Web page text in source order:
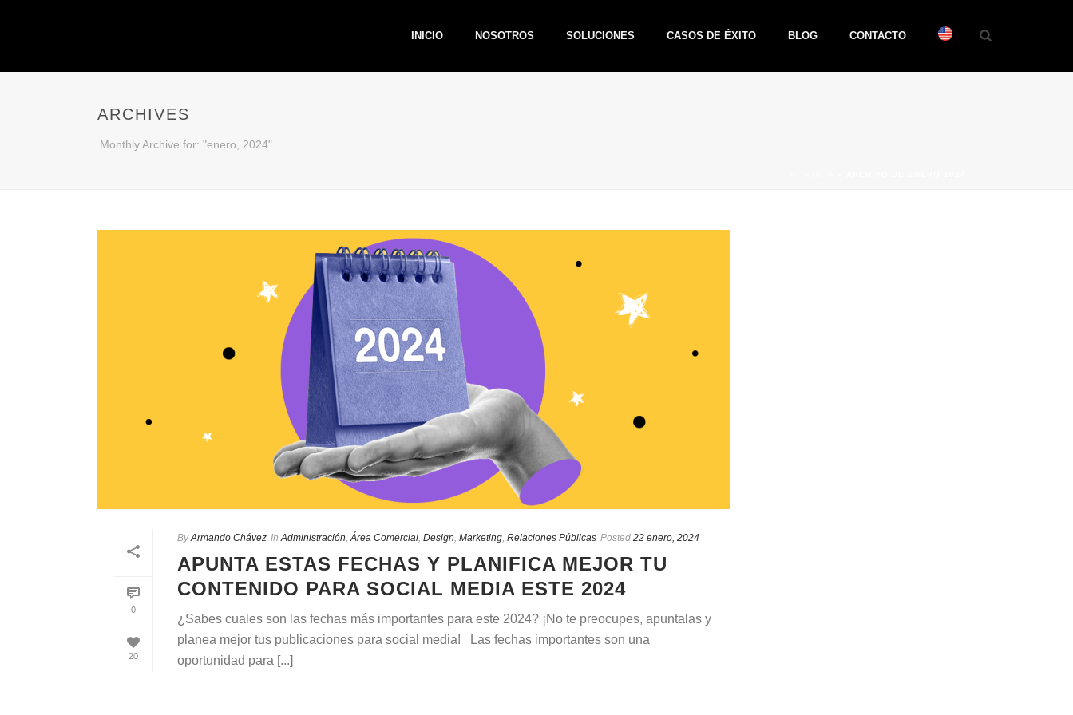
INICIO NOSOTROS SOLUCIONES CASOS DE ÉXITO BLOG CONTACTO
ARCHIVES
Monthly Archive for: "enero, 2024"
0
20
By Armando Chávez In Administración,Área Comercial, Design, Marketing, Relaciones Públicas Posted 22 enero, 2024
APUNTA ESTAS FECHAS Y PLANIFICA MEJOR TU
CONTENIDO PARA SOCIAL MEDIA ESTE 2024
¿Sabes cuales son las fechas más importantes para este 2024? ¡No te preocupes, apuntalas y
planea mejor tus publicaciones para social media! Las fechas importantes son una
oportunidad para [...]